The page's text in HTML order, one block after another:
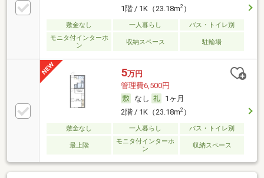
1階 / 1K（23.18m2）
敷金なし 一人暮らし
バス・トイレ別
モニタ付インターホ
ン
収納スペース 駐輪場
5万円
管理費6,500円
なし
1ヶ月
2階 / 1K（23.18m2）
敷金なし 一人暮らし バス・トイレ別
最上階
モニタ付インターホ
ン
収納スペース